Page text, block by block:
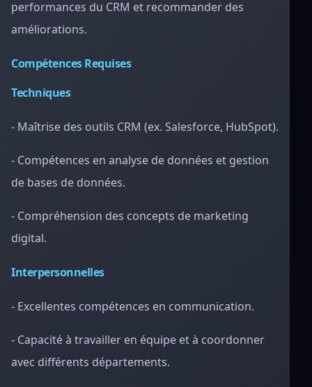
performances du CRM et recommander des
améliorations.
Compétences Requises
Techniques
- Maîtrise des outils CRM (ex. Salesforce, HubSpot).
- Compétences en analyse de données et gestion
de bases de données.
- Compréhension des concepts de marketing
digital.
Interpersonnelles
- Excellentes compétences en communication.
- Capacité à travailler en équipe et à coordonner
avec différents départements.